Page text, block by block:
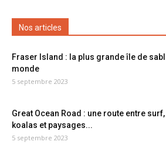
amis
Nos articles
Fraser Island : la plus grande île de
monde
5 septembre 2023
Great Ocean Road : une route entre surf,
koalas et paysages...
5 septembre 2023